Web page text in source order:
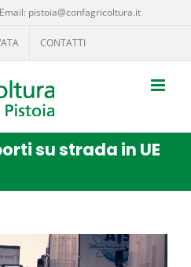
Email: pistoia@confagricoltura.it
CONTATTI
su strada in UE